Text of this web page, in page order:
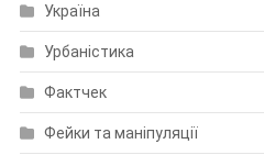
Україна
Урбаністика
Фактчек
Фейки та маніпуляції